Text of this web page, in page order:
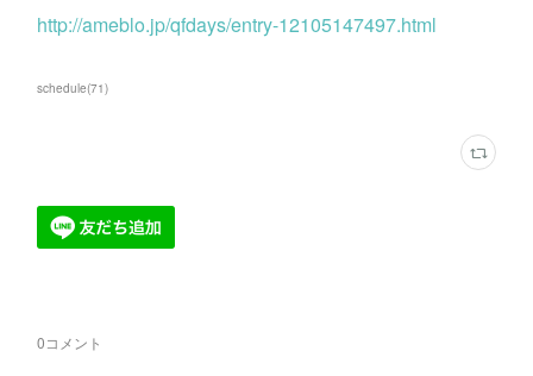
http://ameblo.jp/qfdays/entry-12105147497.html
schedule(71)
0コメント